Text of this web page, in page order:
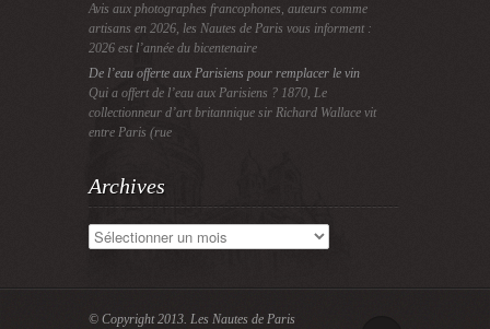
Avis aux photographes francophones, auteurs comme
artisans en 2026, les Nautes de Paris vous informent :
2026 est l’année du bicentenaire
De l’eau offerte aux Parisiens pour remplacer le vin
Qui a offert de l’eau aux Parisiens ? 1870, Le
collectionneur d’art britannique sir Richard Wallace vit
entre Paris (rue
Archives
Archives
© Copyright 2013. Les Nautes de Paris